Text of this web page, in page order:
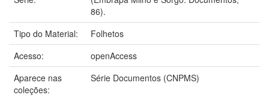
86).
Tipo do Material:
Folhetos
Acesso:
openAccess
Aparece nas
coleções:
Série Documentos (CNPMS)